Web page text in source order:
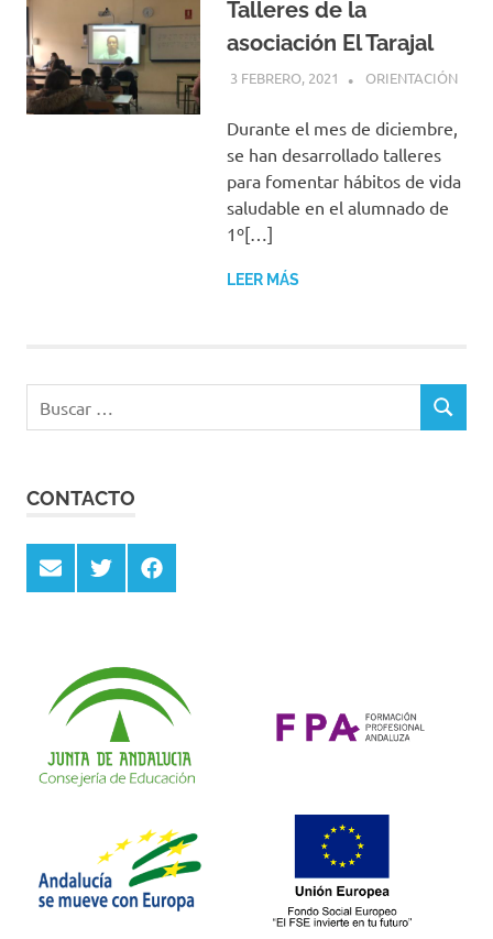
Talleres de la
asociación El Tarajal
3 FEBRERO, 2021
CONCHITA TORRES
ORIENTACIÓN
Durante el mes de diciembre,
se han desarrollado talleres
para fomentar hábitos de vida
saludable en el alumnado de
1º[…]
LEER MÁS
BUSCAR
CONTACTO
Email TwitterFacebook